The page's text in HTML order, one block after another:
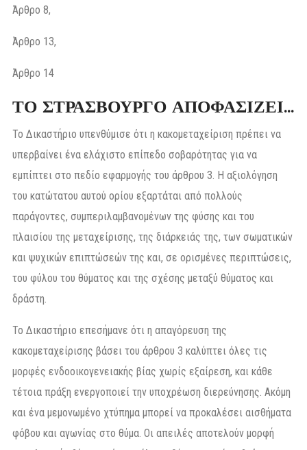
Άρθρο 8,
Άρθρο 13,
Άρθρο 14
ΤΟ ΣΤΡΑΣΒΟΥΡΓΟ ΑΠΟΦΑΣΙΖΕΙ…
Το Δικαστήριο υπενθύμισε ότι η κακομεταχείριση πρέπει να
υπερβαίνει ένα ελάχιστο επίπεδο σοβαρότητας για να
εμπίπτει στο πεδίο εφαρμογής του άρθρου 3. Η αξιολόγηση
του κατώτατου αυτού ορίου εξαρτάται από πολλούς
παράγοντες, συμπεριλαμβανομένων της φύσης και του
πλαισίου της μεταχείρισης, της διάρκειάς της, των σωματικών
και ψυχικών επιπτώσεών της και, σε ορισμένες περιπτώσεις,
του φύλου του θύματος και της σχέσης μεταξύ θύματος και
δράστη.
Το Δικαστήριο επεσήμανε ότι η απαγόρευση της
κακομεταχείρισης βάσει του άρθρου 3 καλύπτει όλες τις
μορφές ενδοοικογενειακής βίας χωρίς εξαίρεση, και κάθε
τέτοια πράξη ενεργοποιεί την υποχρέωση διερεύνησης. Ακόμη
και ένα μεμονωμένο χτύπημα μπορεί να προκαλέσει αισθήματα
φόβου και αγωνίας στο θύμα. Οι απειλές αποτελούν μορφή